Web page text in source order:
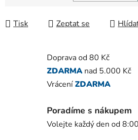
Tisk Zeptat se
Doprava od 80 Kč
ZDARMA nad 5.000 Kč
VráceníZDARMA
Poradíme s nákupem
Volejte každý den od